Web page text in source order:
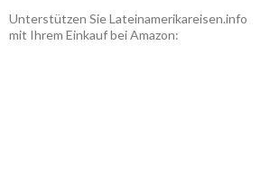
Unterstützen Sie Lateinamerikareisen.info
mit Ihrem Einkauf bei Amazon: